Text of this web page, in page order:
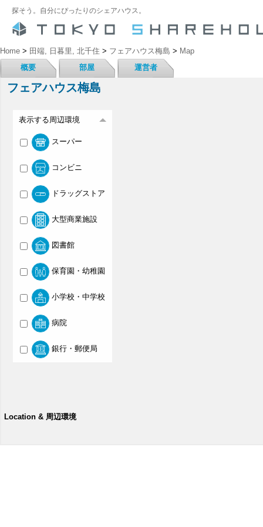
探そう。自分にぴったりのシェアハウス。
Home > 田端, 日暮里, 北千住 > フェアハウス梅島 > Map
概要
部屋 運営者
フェアハウス梅島
Location & 周辺環境
表示する周辺環境
スーパー
コンビニ
ドラッグストア
大型商業施設
図書館
保育園・幼稚園
小学校・中学校
病院
銀行・郵便局